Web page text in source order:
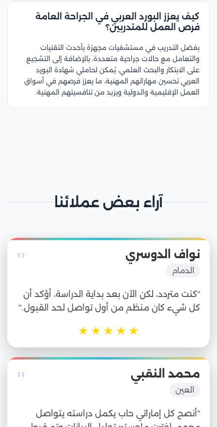
كيف يعزز البورد العربي في الجراحة العامة
فرص العمل للمتدربين؟
بفضل التدريب في مستشفيات مجهزة بأحدث التقنيات
والتعامل مع حالات جراحية متعددة، بالإضافة إلى التشجيع
على الابتكار والبحث العلمي، يُمكن لحاملي شهادة البورد
العربي تحسين مهاراتهم المهنية، ما يعزز فرصهم في أسواق
العمل الإقليمية والدولية ويزيد من تنافسيتهم المهنية.
آراء بعض عملائنا
" نواف الدوسري
الدمام
"كنت متردد، لكن الآن بعد بداية الدراسة، أؤكد أن
كل شيء كان منظم من أول تواصل لحد القبول."
★
★
★
★
★
" محمد النقبي
العين
"أنصح كل إماراتي حاب يكمل دراسته يتواصل